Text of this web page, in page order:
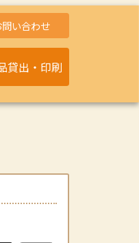
問い合わせ
貸出・印刷